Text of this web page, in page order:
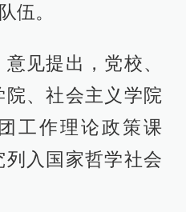
伍。
见提出，党校、
、社会主义学院
工作理论政策课
入国家哲学社会